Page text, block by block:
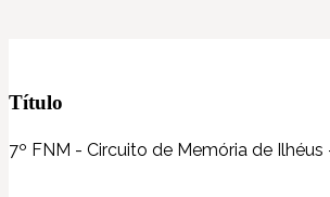
Título
7º FNM - Circuito de Memória de Ilhéus